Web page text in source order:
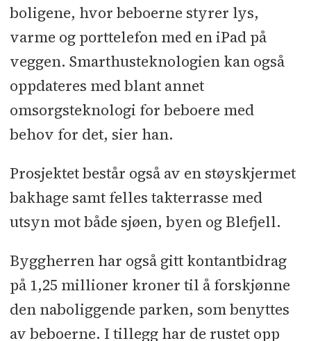
boligene, hvor beboerne styrer lys,
varme og porttelefon med en iPad på
veggen. Smarthusteknologien kan også
oppdateres med blant annet
omsorgsteknologi for beboere med
behov for det, sier han.
Prosjektet består også av en støyskjermet
bakhage samt felles takterrasse med
utsyn mot både sjøen, byen og Blefjell.
Byggherren har også gitt kontantbidrag
på 1,25 millioner kroner til å forskjønne
den naboliggende parken, som benyttes
av beboerne. I tillegg har de rustet opp